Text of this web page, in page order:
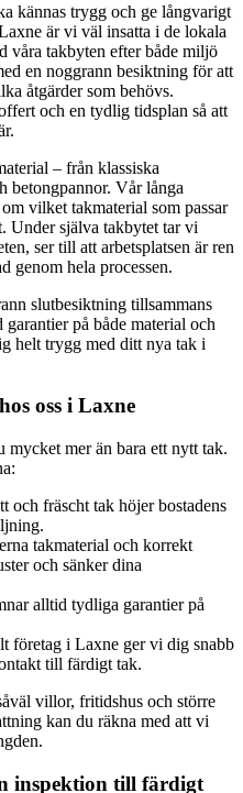
kännas trygg och ge långvarigt
är vi väl insatta i de lokala
våra takbyten efter både miljö
en noggrann besiktning för att
åtgärder som behövs.
och en tydlig tidsplan så att
– från klassiska
betongpannor. Vår långa
vilket takmaterial som passar
Under själva takbytet tar vi
ser till att arbetsplatsen är ren
genom hela processen.
slutbesiktning tillsammans
på både material och
helt trygg med ditt nya tak i
oss i Laxne
mer än bara ett nytt tak.
fräscht tak höjer bostadens
takmaterial och korrekt
och sänker dina
alltid tydliga garantier på
företag i Laxne ger vi dig snabb
till färdigt tak.
villor, fritidshus och större
kan du räkna med att vi
inspektion till färdigt